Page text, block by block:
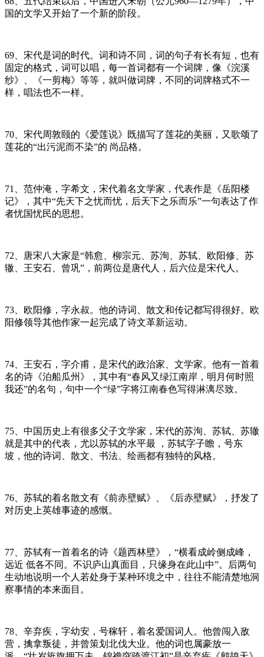
国的文学又开始了一个新的阶段。
69、宋代是词的时代。词和诗不同，词的句子有长有短，也有
固定的格式，词可以唱，每一首词都有一个词牌，像《浣溪
纱》、《一剪梅》等等，就叫做词牌，不同的词牌格式不一
样，唱法也不一样。
70、宋代周敦颐的《爱莲说》既描写了莲花的美丽，又歌颂了
莲花的“出污泥而不染”的 尚品格。
71、范仲淹，字希文，宋代着名文学家，代表作是《岳阳楼
记》，其中“先天下之忧而忧，后天下之乐而乐”一句表达了作
者忧国忧民的思想。
72、唐宋八大家是“韩愈、柳宗元、苏洵、苏轼、欧阳修、苏
辙、王安石、曾巩”，前两位是唐代人，后六位是宋代人。
73、欧阳修，字永叔。他的诗词、散文和传记都写得很好。欧
阳修领导其他作家一起完成了诗文革新运动。
74、王安石，字介甫，是宋代的政治家、文学家。他有一首着
名的诗《泊船瓜州》，其中有“春风又绿江南岸，明月何时照
我还”的名句，句中一个“绿”字将江南春色写得淋漓尽致。
75、中国历史上有很多父子文学家，宋代的苏洵、苏轼、苏辙
就是其中的代表，尤以苏轼的水平最 ，苏轼字子瞻，号东
坡，他的诗词、散文、书法、绘画都有独特的风格。
76、苏轼的着名散文有《前赤壁赋》、《后赤壁赋》，抒发了
对历史上英雄事迹的感慨。
77、苏轼有一首着名的诗《题西林壁》，“横看成岭侧成峰，
远近 低各不同。不识庐山真面目，只缘身在此山中”。后两句
生动地说明一个人若处身于某种环境之中，往往不能清楚地洞
察事情的本来面目。
78、辛弃疾，字幼安，号稼轩，着名爱国词人。他曾闯入敌
营，擒拿叛徒，并曾策划北伐大业。他的词也属豪放一